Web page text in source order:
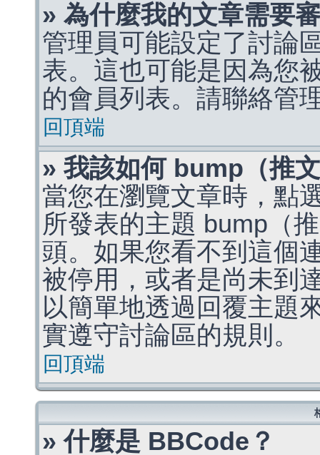
» 為什麼我的文章需要
管理員可能設定了討論
表。這也可能是因為您
的會員列表。請聯絡管
回頂端
» 我該如何 bump（推
當您在瀏覽文章時，點
所發表的主題 bump（
頭。如果您看不到這個
被停用，或者是尚未到
以簡單地透過回覆主題
實遵守討論區的規則。
回頂端
» 什麼是 BBCode？